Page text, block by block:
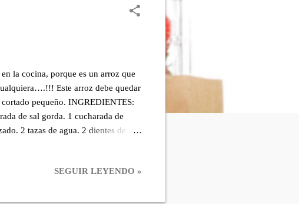
la cocina, porque es un arroz que
Este arroz debe quedar
pequeño. INGREDIENTES:
de sal gorda. 1 cucharada de
2 tazas de agua. 2 dientes de ajo
el perejil por encima del arroz,
SEGUIR LEYENDO »